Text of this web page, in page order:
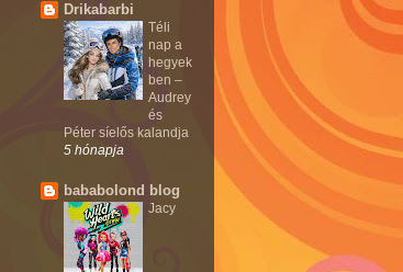
Drikabarbi
Téli
nap a
hegyek
ben –
Audrey
és
Péter síelős kalandja
5 hónapja
bababolond blog
Jacy